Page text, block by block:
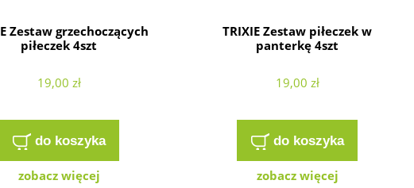
Zestaw grzechoczących
piłeczek 4szt
19,00 zł
do koszyka
zobacz więcej
TRIXIE Zestaw piłeczek w
panterkę 4szt
19,00 zł
do koszyka
zobacz więcej